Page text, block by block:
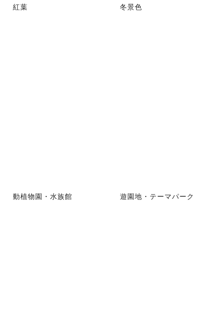
紅葉 冬景色
動植物園・水族館 遊園地・テーマパーク